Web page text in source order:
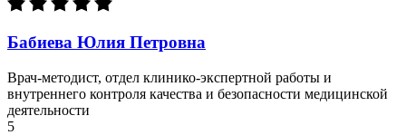
Бабиева Юлия Петровна
Врач-методист, отдел клинико-экспертной работы и
внутреннего контроля качества и безопасности медицинской
деятельности
5